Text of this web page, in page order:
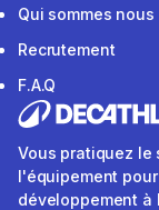
Qui sommes nous
Recrutement
F.A.Q
Vous pratiquez le
l'équipement
développement à